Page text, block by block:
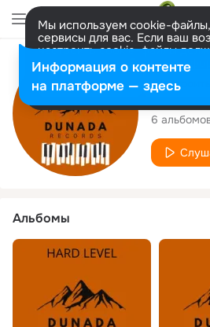
Мы используем cookie-
сервисы для вас. Если ваш
настроить cookie-файлы
представитель. Больше
Разрешить все Настроить
6
Альбомы
Информация о контенте
на платформе — здесь